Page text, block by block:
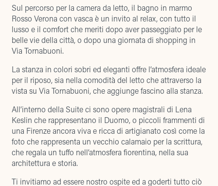
Sul percorso per la camera da letto, il bagno in marmo
Rosso Verona con vasca è un invito al relax, con tutto il
lusso e il comfort che meriti dopo aver passeggiato per le
belle vie della città, o dopo una giornata di shopping in
Via Tornabuoni.
La stanza in colori sobri ed eleganti offre l’atmosfera ideale
per il riposo, sia nella comodità del letto che attraverso la
vista su Via Tornabuoni, che aggiunge fascino alla stanza.
All’interno della Suite ci sono opere magistrali di Lena
Keslin che rappresentano il Duomo, o piccoli frammenti di
una Firenze ancora viva e ricca di artigianato così come la
foto che rappresenta un vecchio calamaio per la scrittura,
che regala un tuffo nell’atmosfera fiorentina, nella sua
architettura e storia.
Ti invitiamo ad essere nostro ospite ed a goderti tutto ciò